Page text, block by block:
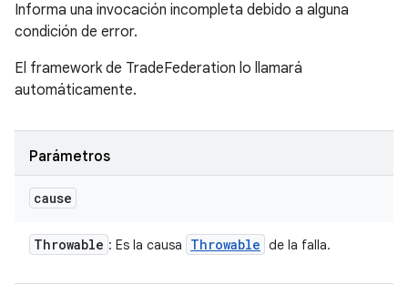
Informa una invocación incompleta debido a alguna
condición de error.
El framework de TradeFederation lo llamará
automáticamente.
Parámetros
cause
Throwable : Es la causa Throwable de la falla.